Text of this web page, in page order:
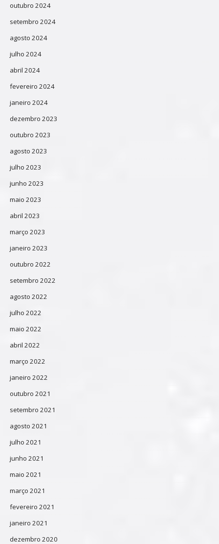
outubro 2024
setembro 2024
agosto 2024
julho 2024
abril 2024
fevereiro 2024
janeiro 2024
dezembro 2023
outubro 2023
agosto 2023
julho 2023
junho 2023
maio 2023
abril 2023
março 2023
janeiro 2023
outubro 2022
setembro 2022
agosto 2022
julho 2022
maio 2022
abril 2022
março 2022
janeiro 2022
outubro 2021
setembro 2021
agosto 2021
julho 2021
junho 2021
maio 2021
março 2021
fevereiro 2021
janeiro 2021
dezembro 2020